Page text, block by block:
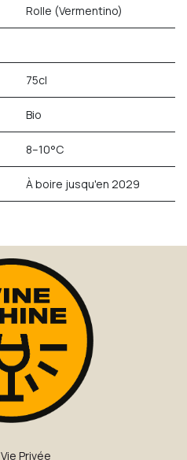
Rolle (Vermentino)
75cl
Bio
8–10°C
À boire jusqu'en 2029
Vie Privée